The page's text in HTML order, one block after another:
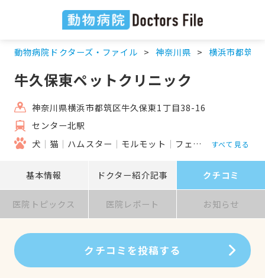
動物病院ドクターズ・ファイル 神奈川県 横浜市都筑区
牛久保東ペットクリニック
神奈川県横浜市都筑区牛久保東1丁目38-16
センター北駅
犬
猫 ハムスター モルモット フェレット うさぎ
すべて見る
基本情報 ドクター紹介記事 クチコミ
医院トピックス 医院レポート お知らせ
クチコミを投稿する